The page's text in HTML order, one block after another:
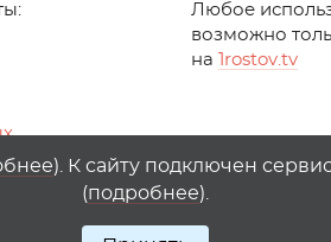
Любое
возможно
на
rostov.tv
). К сайту подключен
(подробнее).